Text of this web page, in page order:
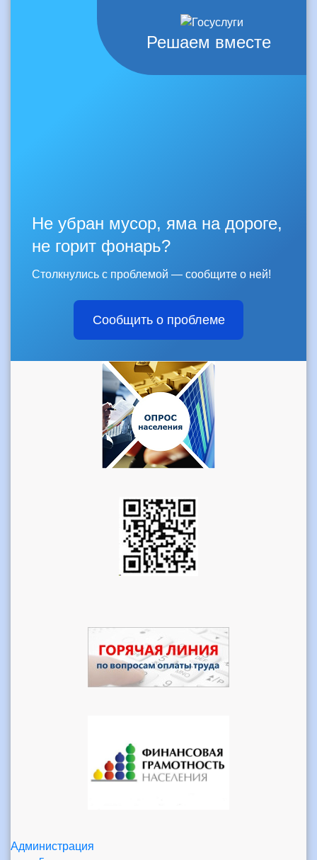
Решаем вместе
Не убран мусор, яма на дороге,
не горит фонарь?
Столкнулись с проблемой — сообщите о ней!
Сообщить о проблеме
Администрация